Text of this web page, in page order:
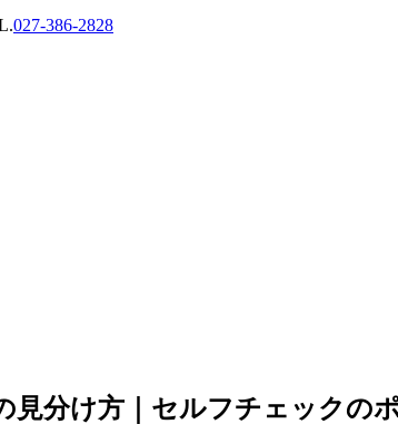
027-386-2828
見分け方｜セルフチェックの